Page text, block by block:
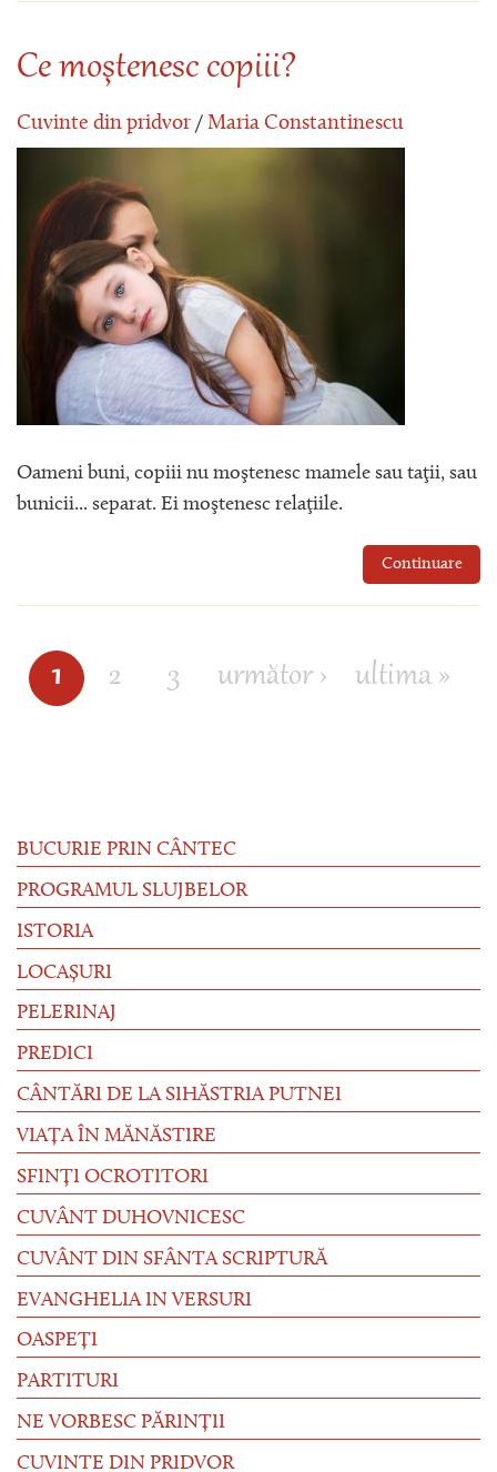
Ce moştenesc copiii?
Cuvinte din pridvor / Maria Constantinescu
Oameni buni, copiii nu moştenesc mamele sau taţii, sau
bunicii... separat. Ei moştenesc relaţiile.
Continuare
Pagini
1 2 3 următor › ultima »
BUCURIE PRIN CÂNTEC
PROGRAMUL SLUJBELOR
ISTORIA
LOCAȘURI
PELERINAJ
PREDICI
CÂNTĂRI DE LA SIHĂSTRIA PUTNEI
VIAȚA ÎN MĂNĂSTIRE
SFINȚI OCROTITORI
CUVÂNT DUHOVNICESC
CUVÂNT DIN SFÂNTA SCRIPTURĂ
EVANGHELIA IN VERSURI
OASPEȚI
PARTITURI
NE VORBESC PĂRINȚII
CUVINTE DIN PRIDVOR